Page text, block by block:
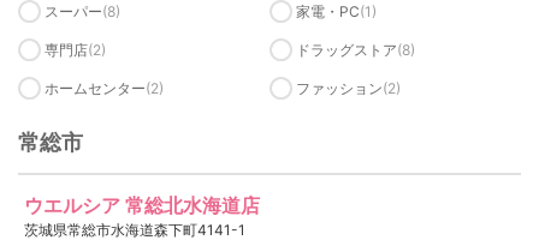
スーパー(8) 家電・PC(1)
専門店(2) ドラッグストア(8)
ホームセンター(2) ファッション(2)
常総市
ウエルシア 常総北水海道店
茨城県常総市水海道森下町4141-1